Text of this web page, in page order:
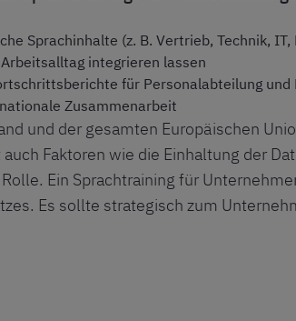
Sprachinhalte (z. B. Vertrieb, Technik,
integrieren lassen
für Personalabteilung und
Zusammenarbeit
und der gesamten Europäischen
Faktoren wie die Einhaltung der
Ein Sprachtraining für
Es sollte strategisch zum